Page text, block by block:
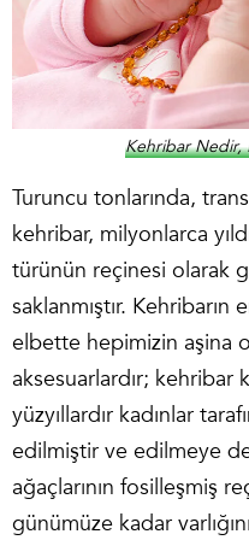
Kehribar Nedir,
Turuncu tonlarında,
kehribar, milyonlarca
türünün reçinesi olarak
saklanmıştır. Kehribarın
elbette hepimizin aşina
aksesuarlardır;
yüzyıllardır kadınlar
edilmiştir ve edilmeye
ağaçlarının fosilleşmiş
günümüze kadar